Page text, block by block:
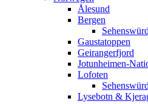
Ålesund
Bergen
Gaustatoppen
Geirangerfjord
Jotunheimen-
Lofoten
Lysebotn &